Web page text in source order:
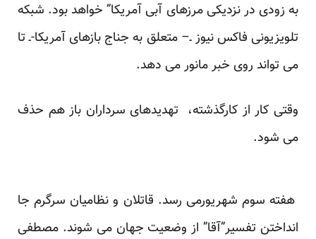
به زودی در نزدیکی مرزهای آبی آمریکا” خواهد بود. شبکه
تلویزیونی فاکس نیوز ـ– متعلق به جناج بازهای آمریکا-ـ تا
می تواند روی خبر مانور می دهد.
وقتی کار از کارگذشته، تهدیدهای سرداران باز هم حذف
می شود.
هفته سوم شهریورمی رسد. قاتلان و نظامیان سرگرم جا
انداختن تفسیر”آقا” از وضعیت جهان می شوند. مصطفی